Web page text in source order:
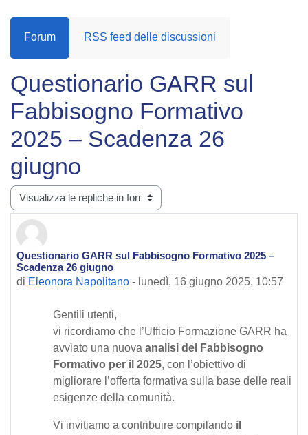
Forum RSS feed delle discussioni
Questionario GARR sul
Fabbisogno Formativo
2025 – Scadenza 26
giugno
Modalità visualizzazione
Questionario GARR sul Fabbisogno Formativo 2025 –
Scadenza 26 giugno
di Eleonora Napolitano - lunedì, 16 giugno 2025, 10:57
Numero di risposte: 0
Gentili utenti,
vi ricordiamo che l’Ufficio Formazione GARR ha
avviato una nuova analisi del Fabbisogno
Formativo per il 2025, con l’obiettivo di
migliorare l’offerta formativa sulla base delle reali
esigenze della comunità.
Vi invitiamo a contribuire compilando il